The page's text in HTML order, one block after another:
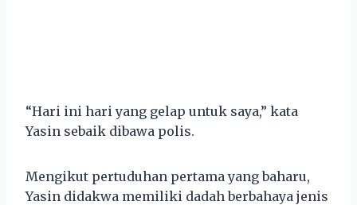
“Hari ini hari yang gelap untuk saya,” kata
Yasin sebaik dibawa polis.
Mengikut pertuduhan pertama yang baharu,
Yasin didakwa memiliki dadah berbahaya jenis